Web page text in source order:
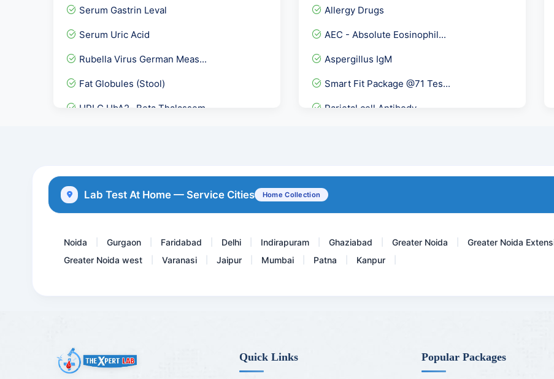
Serum Gastrin Leval
Serum Uric Acid
Rubella Virus German Meas...
Fat Globules (Stool)
HPLC HbA2- Beta Thalassem...
Allergy Drugs
AEC - Absolute Eosinophil...
Aspergillus IgM
Smart Fit Package @71 Tes...
Parietal cell Antibody
Lab Test At Home — Service Cities Home Collection
Noida Gurgaon Faridabad Delhi Indirapuram Ghaziabad Greater Noida Greater Noida
Greater Noida west Varanasi Jaipur Mumbai Patna Kanpur
Quick Links Popular Packages